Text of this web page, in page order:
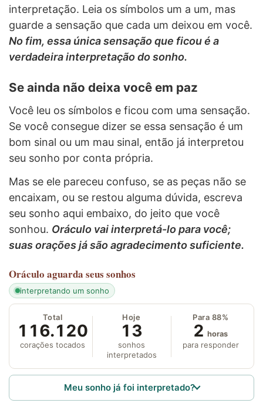
interpretação. Leia os símbolos um a um, mas
guarde a sensação que cada um deixou em você.
No fim, essa única sensação que ficou é a
verdadeira interpretação do sonho.
Se ainda não deixa você em paz
Você leu os símbolos e ficou com uma sensação.
Se você consegue dizer se essa sensação é um
bom sinal ou um mau sinal, então já interpretou
seu sonho por conta própria.
Mas se ele pareceu confuso, se as peças não se
encaixam, ou se restou alguma dúvida, escreva
seu sonho aqui embaixo, do jeito que você
sonhou. Oráculo vai interpretá-lo para você;
suas orações já são agradecimento suficiente.
Oráculo aguarda seus sonhos
interpretando um sonho
Total
116.120
corações tocados
Hoje
13
sonhos
interpretados
Para 88%
2 horas
para responder
Meu sonho já foi interpretado?